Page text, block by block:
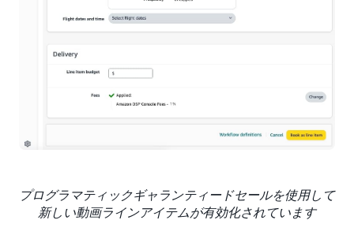
プログラマティックギャランティードセールを使用して
新しい動画ラインアイテムが有効化されています